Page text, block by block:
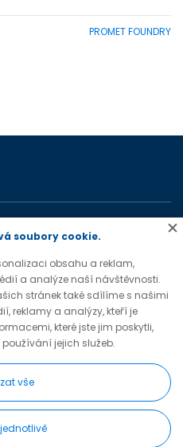
PROMET FOUNDRY
soubory cookie.
obsahu a reklam,
a analýze naší návštěvnosti.
stránek také sdílíme s našimi
reklamy a analýzy, kteří je
které jste jim poskytli,
jejich služeb.
vše